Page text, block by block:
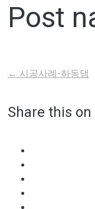
Post
← 시공사례-하동댐
Share this on